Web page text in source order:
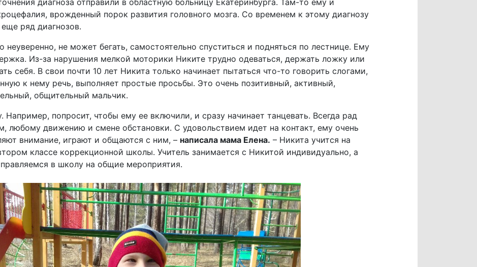
врожденный порок развития головного мозга. Со временем к этому диагнозу
ряд диагнозов.
неуверенно, не может бегать, самостоятельно спуститься и подняться по лестнице. Ему
Из-за нарушения мелкой моторики Никите трудно одеваться, держать ложку или
себя. В свои почти 10 лет Никита только начинает пытаться что-то говорить слогами,
к нему речь, выполняет простые просьбы. Это очень позитивный, активный,
общительный мальчик.
Например, попросит, чтобы ему ее включили, и сразу начинает танцевать. Всегда рад
любому движению и смене обстановки. С удовольствием идет на контакт, ему очень
внимание, играют и общаются с ним, – написала мама Елена. – Никита учится на
классе коррекционной школы. Учитель занимается с Никитой индивидуально, а
в школу на общие мероприятия.